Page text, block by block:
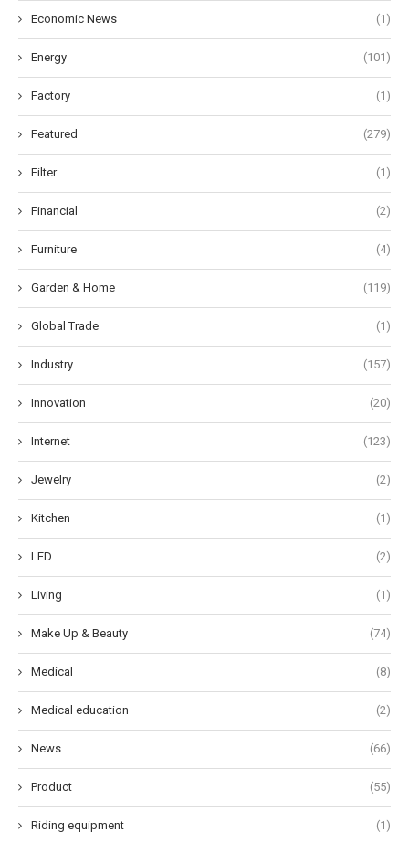
Economic News (1)
Energy (101)
Factory (1)
Featured (279)
Filter (1)
Financial (2)
Furniture (4)
Garden & Home (119)
Global Trade (1)
Industry (157)
Innovation (20)
Internet (123)
Jewelry (2)
Kitchen (1)
LED (2)
Living (1)
Make Up & Beauty (74)
Medical (8)
Medical education (2)
News (66)
Product (55)
Riding equipment (1)